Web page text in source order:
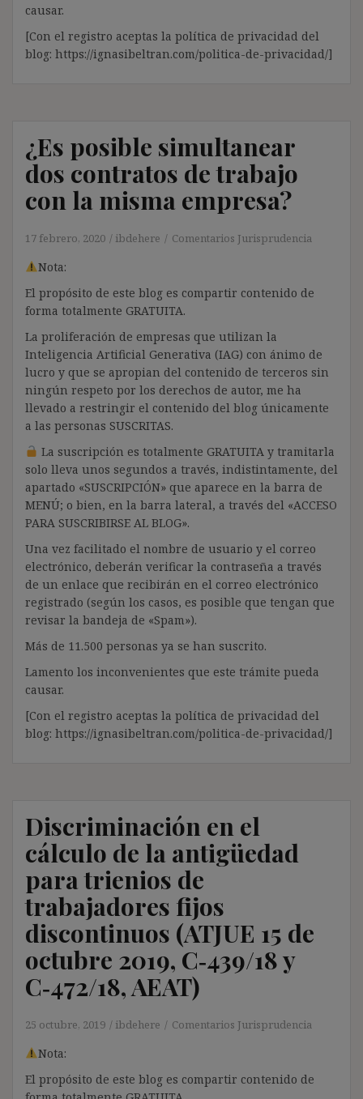
causar.
[Con el registro aceptas la política de privacidad del
blog: https://ignasibeltran.com/politica-de-privacidad/]
¿Es posible simultanear
dos contratos de trabajo
con la misma empresa?
17 febrero, 2020 ibdehere Comentarios Jurisprudencia
Nota:
El propósito de este blog es compartir contenido de
forma totalmente GRATUITA.
La proliferación de empresas que utilizan la
Inteligencia Artificial Generativa (IAG) con ánimo de
lucro y que se apropian del contenido de terceros sin
ningún respeto por los derechos de autor, me ha
llevado a restringir el contenido del blog únicamente
a las personas SUSCRITAS.
La suscripción es totalmente GRATUITA y tramitarla
solo lleva unos segundos a través, indistintamente, del
apartado «SUSCRIPCIÓN» que aparece en la barra de
MENÚ; o bien, en la barra lateral, a través del «ACCESO
PARA SUSCRIBIRSE AL BLOG».
Una vez facilitado el nombre de usuario y el correo
electrónico, deberán verificar la contraseña a través
de un enlace que recibirán en el correo electrónico
registrado (según los casos, es posible que tengan que
revisar la bandeja de «Spam»).
Más de 11.500 personas ya se han suscrito.
Lamento los inconvenientes que este trámite pueda
causar.
[Con el registro aceptas la política de privacidad del
blog: https://ignasibeltran.com/politica-de-privacidad/]
Discriminación en el
cálculo de la antigüedad
para trienios de
trabajadores fijos
discontinuos (ATJUE 15 de
octubre 2019, C‑439/18 y
C‑472/18, AEAT)
25 octubre, 2019 ibdehere Comentarios Jurisprudencia
Nota:
El propósito de este blog es compartir contenido de